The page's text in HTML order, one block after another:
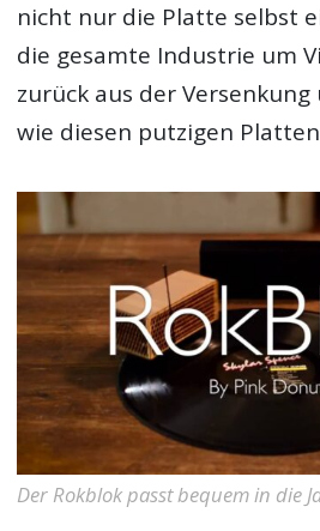
nicht nur die Platte selbst
die gesamte Industrie um
zurück aus der
wie diesen putzigen
Der Rokblok passt bequem in die